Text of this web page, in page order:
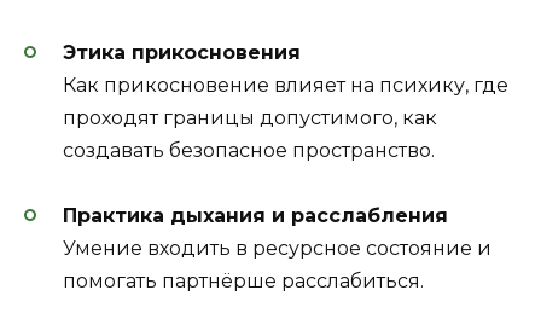
Этика прикосновения
Как прикосновение влияет на психику, где
проходят границы допустимого, как
создавать безопасное пространство.
Практика дыхания и расслабления
Умение входить в ресурсное состояние и
помогать партнёрше расслабиться.